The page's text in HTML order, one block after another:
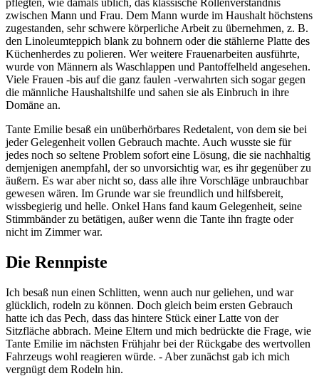
zwischen Mann und Frau. Dem Mann wurde im Haushalt höchstens
zugestanden, sehr schwere körperliche Arbeit zu übernehmen, z. B.
den Linoleumteppich blank zu bohnern oder die stählerne Platte des
Küchenherdes zu polieren. Wer weitere Frauenarbeiten ausführte,
wurde von Männern als Waschlappen und Pantoffelheld angesehen.
Viele Frauen -bis auf die ganz faulen -verwahrten sich sogar gegen
die männliche Haushaltshilfe und sahen sie als Einbruch in ihre
Domäne an.
Tante Emilie besaß ein unüberhörbares Redetalent, von dem sie bei
jeder Gelegenheit vollen Gebrauch machte. Auch wusste sie für
jedes noch so seltene Problem sofort eine Lösung, die sie nachhaltig
demjenigen anempfahl, der so unvorsichtig war, es ihr gegenüber zu
äußern. Es war aber nicht so, dass alle ihre Vorschläge unbrauchbar
gewesen wären. Im Grunde war sie freundlich und hilfsbereit,
wissbegierig und helle. Onkel Hans fand kaum Gelegenheit, seine
Stimmbänder zu betätigen, außer wenn die Tante ihn fragte oder
nicht im Zimmer war.
Die Rennpiste
Ich besaß nun einen Schlitten, wenn auch nur geliehen, und war
glücklich, rodeln zu können. Doch gleich beim ersten Gebrauch
hatte ich das Pech, dass das hintere Stück einer Latte von der
Sitzfläche abbrach. Meine Eltern und mich bedrückte die Frage, wie
Tante Emilie im nächsten Frühjahr bei der Rückgabe des wertvollen
Fahrzeugs wohl reagieren würde. - Aber zunächst gab ich mich
vergnügt dem Rodeln hin.